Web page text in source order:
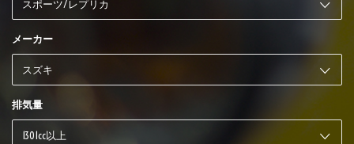
メーカー
排気量